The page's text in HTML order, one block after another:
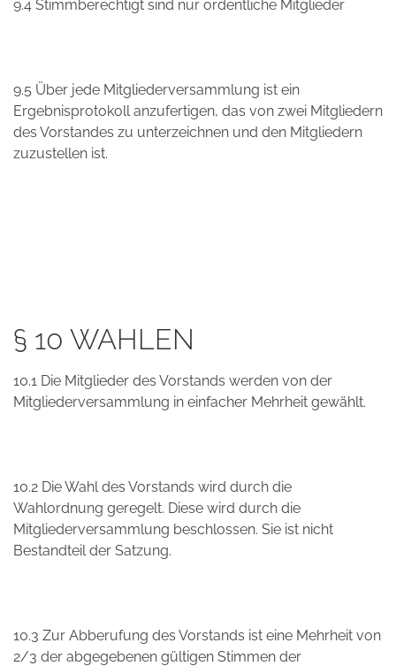
9.4 Stimmberechtigt sind nur ordentliche Mitglieder
9.5 Über jede Mitgliederversammlung ist ein
Ergebnisprotokoll anzufertigen, das von zwei Mitgliedern
des Vorstandes zu unterzeichnen und den Mitgliedern
zuzustellen ist.
§ 10 WAHLEN
10.1 Die Mitglieder des Vorstands werden von der
Mitgliederversammlung in einfacher Mehrheit gewählt.
10.2 Die Wahl des Vorstands wird durch die
Wahlordnung geregelt. Diese wird durch die
Mitgliederversammlung beschlossen. Sie ist nicht
Bestandteil der Satzung.
10.3 Zur Abberufung des Vorstands ist eine Mehrheit von
2/3 der abgegebenen gültigen Stimmen der